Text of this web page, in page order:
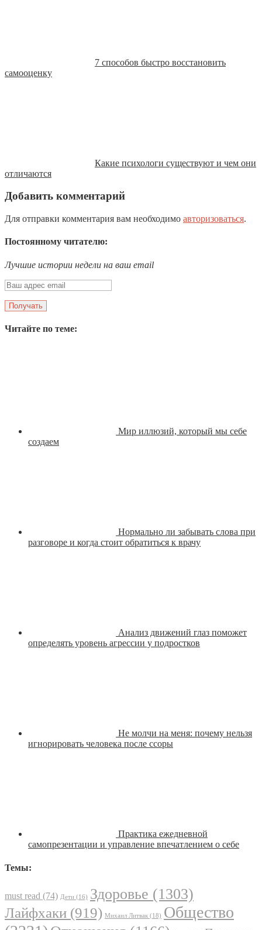
7 способов быстро восстановить
самооценку
Какие психологи существуют и чем они
отличаются
Добавить комментарий
Для отправки комментария вам необходимо авторизоваться.
Постоянному читателю:
Лучшие истории недели на ваш email
Читайте по теме:
Мир иллюзий, который мы себе
создаем
Нормально ли забывать слова при
разговоре и когда стоит обратиться к врачу
Анализ движений глаз поможет
определять уровень агрессии у подростков
Не молчи на меня: почему нельзя
игнорировать человека после ссоры
Практика ежедневной
самопрезентации и управление впечатлением о себе
Темы:
must read (74) Дети (16) Здоровье (1303)
Лайфхаки (919) Михаил Литвак (18) Общество